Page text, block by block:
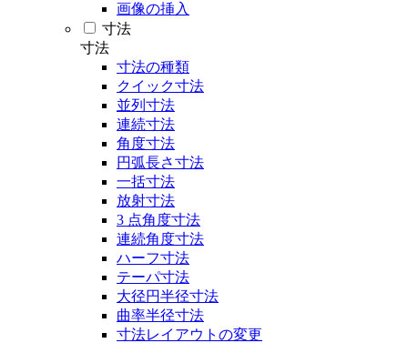
画像の挿入
寸法
寸法
寸法の種類
クイック寸法
並列寸法
連続寸法
角度寸法
円弧長さ寸法
一括寸法
放射寸法
3 点角度寸法
連続角度寸法
ハーフ寸法
テーパ寸法
大径円半径寸法
曲率半径寸法
寸法レイアウトの変更